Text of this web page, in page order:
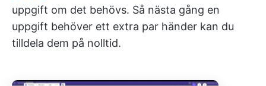
uppgift om det behövs. Så nästa gång en
uppgift behöver ett extra par händer kan du
tilldela dem på nolltid.